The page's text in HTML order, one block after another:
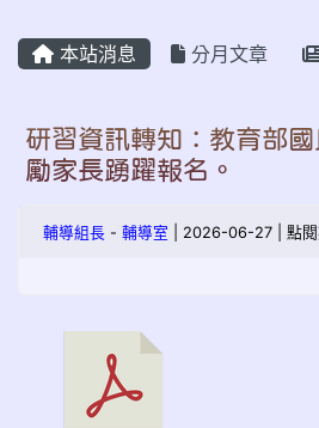
本站消息 分月文章
研習資訊轉知：教育部
勵家長踴躍報名。
輔導組長 - 輔導室 | 2026-06-27 | 點